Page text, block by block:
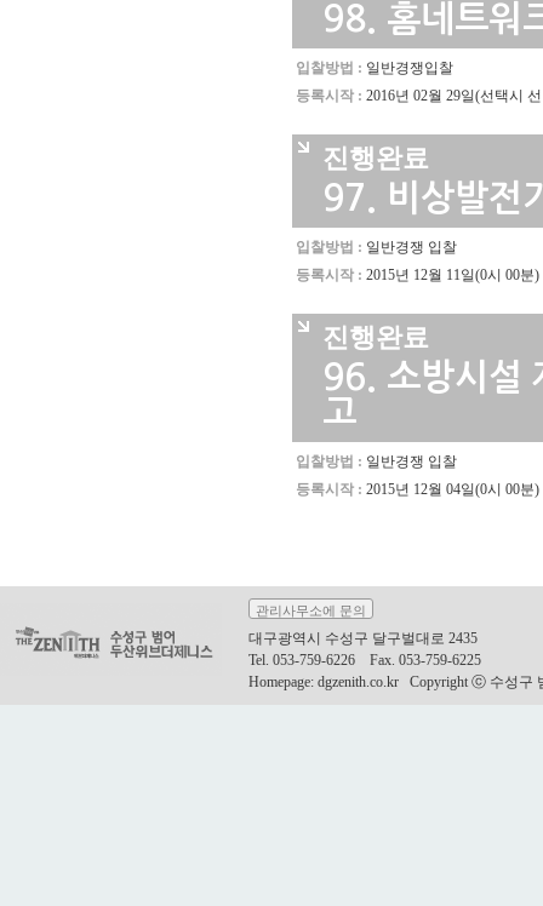
98. 홈네트워
입찰방법 : 일반경쟁입찰
등록시작 : 2016년 02월 29일(선택시
진행완료
97. 비상발전
입찰방법 : 일반경쟁 입찰
등록시작 : 2015년 12월 11일(0시 00분)
진행완료
96. 소방시설
고
입찰방법 : 일반경쟁 입찰
등록시작 : 2015년 12월 04일(0시 00분)
관리사무소에 문의
대구광역시 수성구 달구벌대로 2435
Tel. 053-759-6226 Fax. 053-759-6225
Homepage: dgzenith.co.kr Copyright ⓒ 수성구